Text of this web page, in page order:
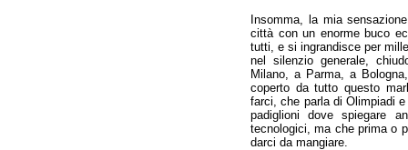
Insomma, la mia
città con un enorme buco
tutti, e si ingrandisce per
nel silenzio generale,
Milano, a Parma, a
coperto da tutto questo
farci, che parla di Olimpiadi
padiglioni dove spiegare
tecnologici, ma che prima o
darci da mangiare.